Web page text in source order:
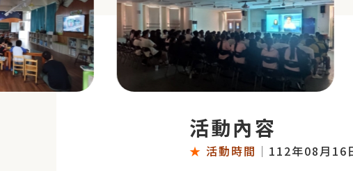
活動內容
★ 活動時間 ｜ 112年08月16